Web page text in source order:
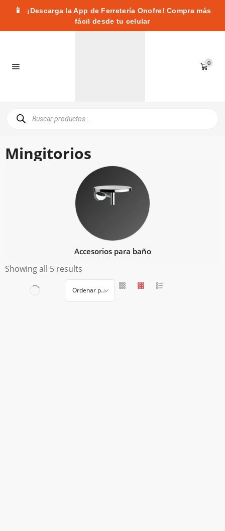
📱
¡Descarga la App de Ferretería Onofre! Compra más
fácil desde tu celular
0
Mingitorios
Accesorios para baño
Showing all 5 results